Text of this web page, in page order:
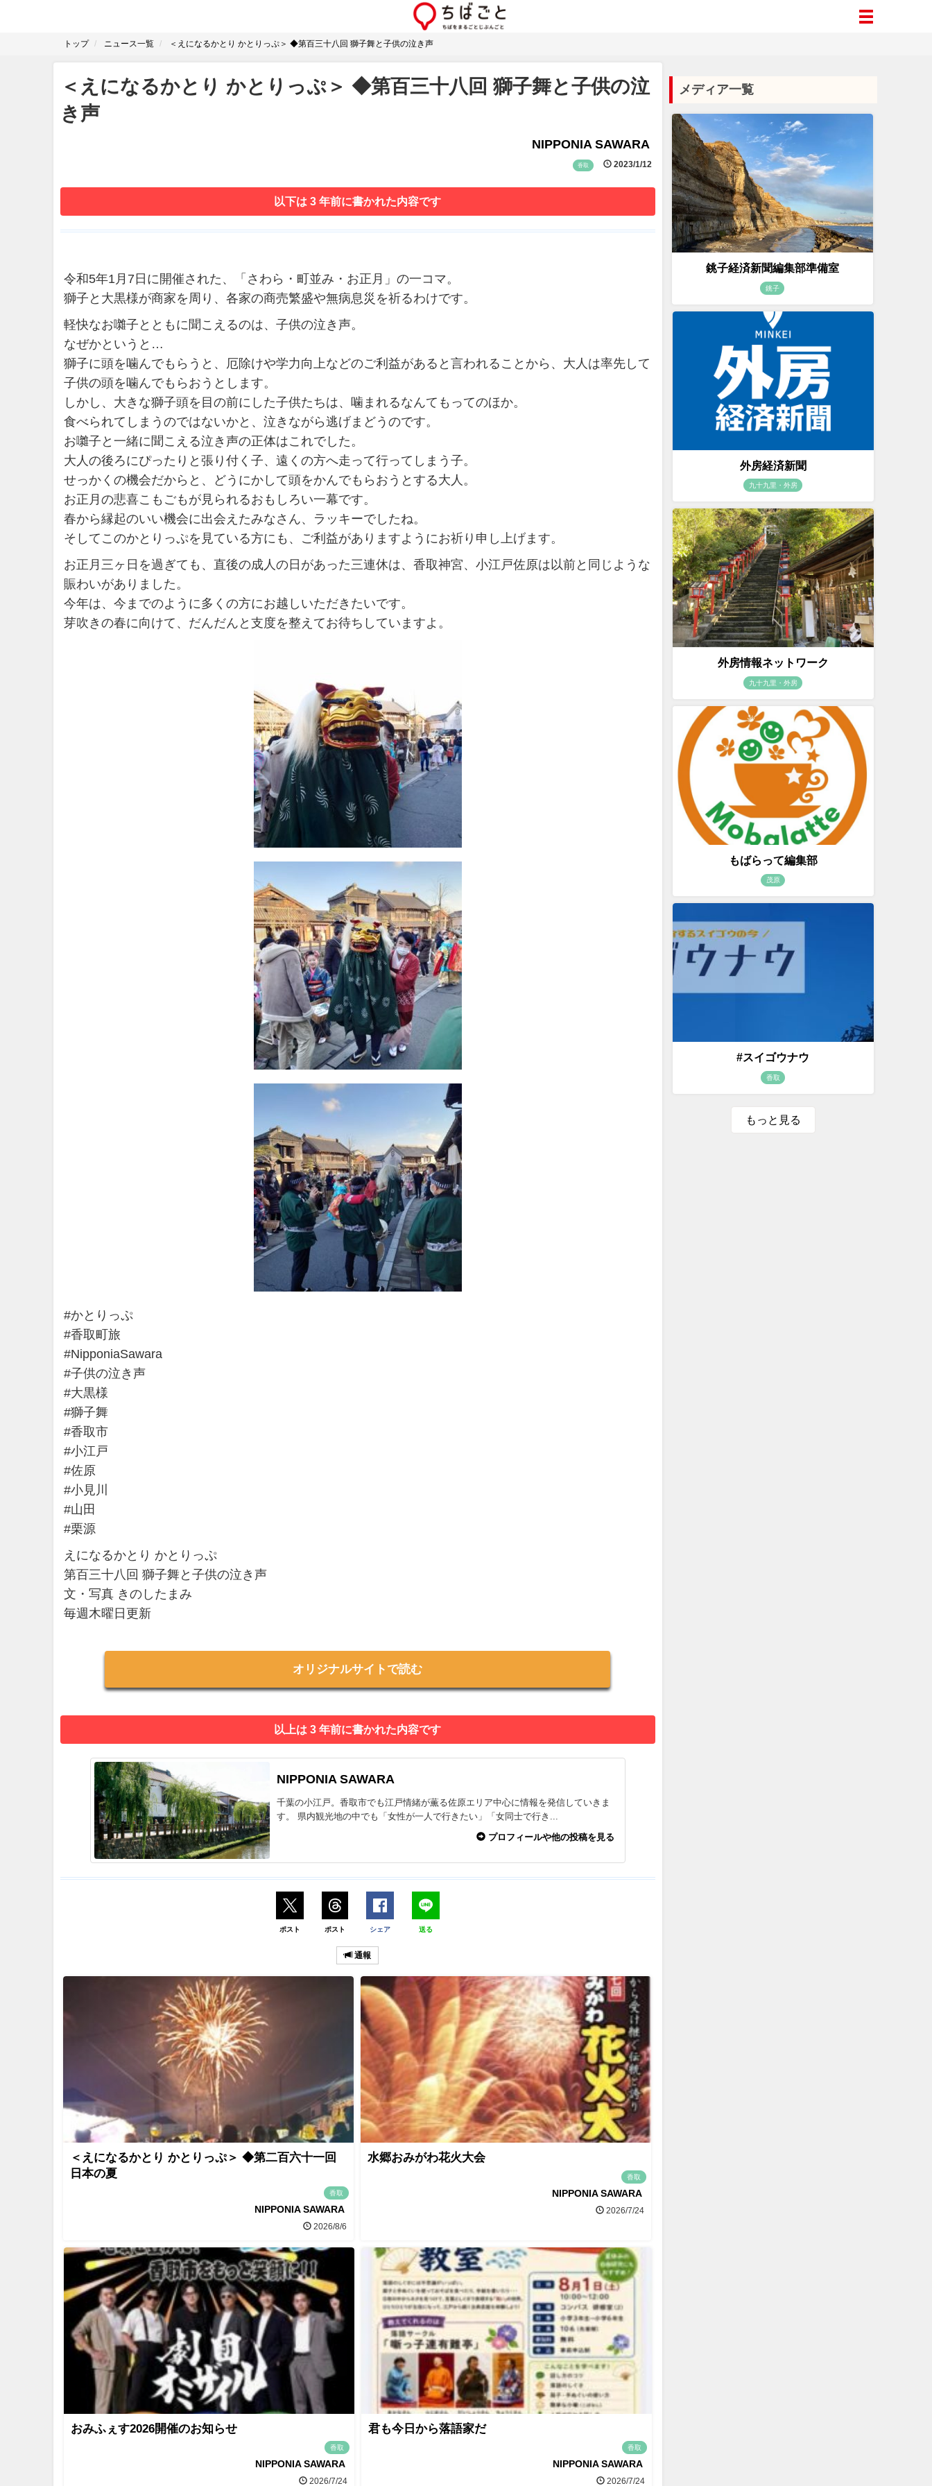
トップ ニュース一覧 ＜えになるかとり かとりっぷ＞ ◆第百三十八回 獅子舞と子供の泣き声
＜えになるかとり かとりっぷ＞ ◆第百三十八回 獅子舞と子供の泣
き声
NIPPONIA SAWARA
香取 2023/1/12
以下は 3 年前に書かれた内容です
令和5年1月7日に開催された、「さわら・町並み・お正月」の一コマ。
獅子と大黒様が商家を周り、各家の商売繁盛や無病息災を祈るわけです。
軽快なお囃子とともに聞こえるのは、子供の泣き声。
なぜかというと…
獅子に頭を噛んでもらうと、厄除けや学力向上などのご利益があると言われることから、大人は率先して
子供の頭を噛んでもらおうとします。
しかし、大きな獅子頭を目の前にした子供たちは、噛まれるなんてもってのほか。
食べられてしまうのではないかと、泣きながら逃げまどうのです。
お囃子と一緒に聞こえる泣き声の正体はこれでした。
大人の後ろにぴったりと張り付く子、遠くの方へ走って行ってしまう子。
せっかくの機会だからと、どうにかして頭をかんでもらおうとする大人。
お正月の悲喜こもごもが見られるおもしろい一幕です。
春から縁起のいい機会に出会えたみなさん、ラッキーでしたね。
そしてこのかとりっぷを見ている方にも、ご利益がありますようにお祈り申し上げます。
お正月三ヶ日を過ぎても、直後の成人の日があった三連休は、香取神宮、小江戸佐原は以前と同じような
賑わいがありました。
今年は、今までのように多くの方にお越しいただきたいです。
芽吹きの春に向けて、だんだんと支度を整えてお待ちしていますよ。
#かとりっぷ
#香取町旅
#NipponiaSawara
#子供の泣き声
#大黒様
#獅子舞
#香取市
#小江戸
#佐原
#小見川
#山田
#栗源
えになるかとり かとりっぷ
第百三十八回 獅子舞と子供の泣き声
文・写真 きのしたまみ
毎週木曜日更新
オリジナルサイトで読む
以上は 3 年前に書かれた内容です
NIPPONIA SAWARA
千葉の小江戸。香取市でも江戸情緒が薫る佐原エリア中心に情報を発信していきま
す。 県内観光地の中でも「女性が一人で行きたい」「女同士で行き...
プロフィールや他の投稿を見る
ポスト ポスト シェア 送る
通報
＜えになるかとり かとりっぷ＞ ◆第二百六十一回
日本の夏
香取
NIPPONIA SAWARA
2026/8/6
水郷おみがわ花火大会
香取
NIPPONIA SAWARA
2026/7/24
おみふぇす2026開催のお知らせ
香取
NIPPONIA SAWARA
2026/7/24
君も今日から落語家だ
香取
NIPPONIA SAWARA
2026/7/24
メディア一覧
銚子経済新聞編集部準備室
銚子
外房経済新聞
九十九里・外房
外房情報ネットワーク
九十九里・外房
もばらって編集部
茂原
#スイゴウナウ
香取
もっと見る